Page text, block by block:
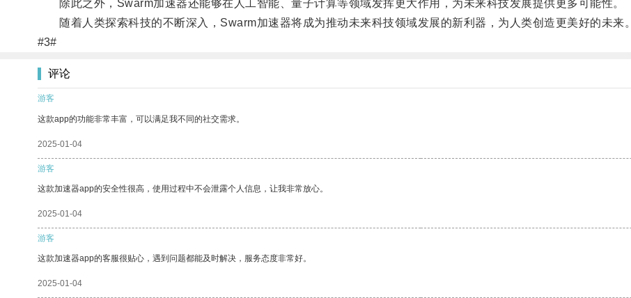
除此之外，Swarm加速器还能够在人工智能、量子计算等领域发挥更大作用，为未来科技发展提供更多可能性。
随着人类探索科技的不断深入，Swarm加速器将成为推动未来科技领域发展的新利器，为人类创造更美好的未来。
#3#
评论
游客
这款app的功能非常丰富，可以满足我不同的社交需求。
2025-01-04
游客
这款加速器app的安全性很高，使用过程中不会泄露个人信息，让我非常放心。
2025-01-04
游客
这款加速器app的客服很贴心，遇到问题都能及时解决，服务态度非常好。
2025-01-04